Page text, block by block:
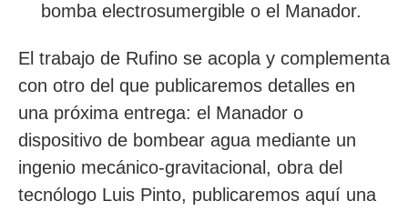
bomba electrosumergible o el Manador.
El trabajo de Rufino se acopla y complementa
con otro del que publicaremos detalles en
una próxima entrega: el Manador o
dispositivo de bombear agua mediante un
ingenio mecánico-gravitacional, obra del
tecnólogo Luis Pinto, publicaremos aquí una